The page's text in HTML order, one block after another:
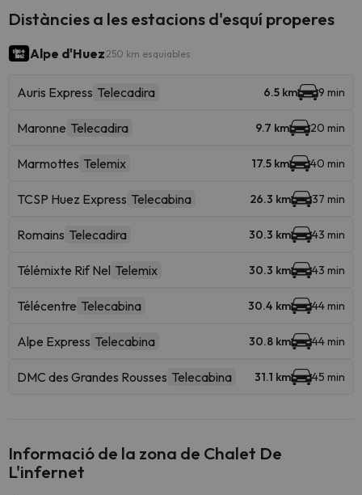
Distàncies a les estacions d'esquí properes
Alpe d'Huez 250 km esquiables
Auris Express Telecadira 6.5 km 9 min
Maronne Telecadira 9.7 km 20 min
Marmottes Telemix 17.5 km 40 min
TCSP Huez Express Telecabina 26.3 km 37 min
Romains Telecadira 30.3 km 43 min
Télémixte Rif Nel Telemix 30.3 km 43 min
Télécentre Telecabina 30.4 km 44 min
Alpe Express Telecabina 30.8 km 44 min
DMC des Grandes Rousses Telecabina 31.1 km 45 min
Informació de la zona de Chalet De
L'infernet